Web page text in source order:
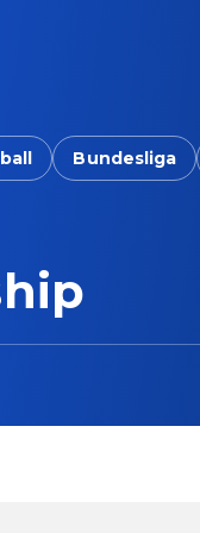
Bundesliga